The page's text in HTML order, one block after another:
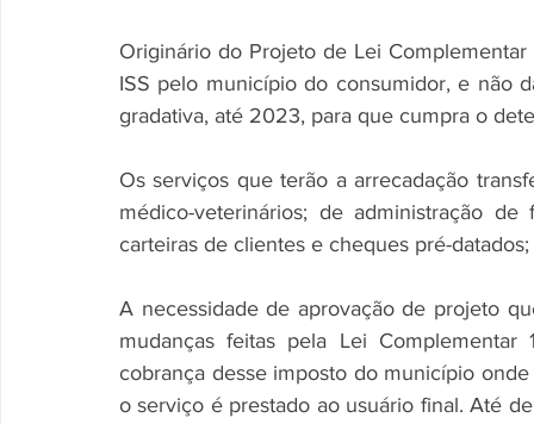
Originário do Projeto de Lei
ISS pelo município do consumidor, e não
gradativa, até 2023, para que cumpra o
Os serviços que terão a arrecadação
médico-veterinários; de administração
carteiras de clientes e cheques pré-
A necessidade de aprovação de projeto
mudanças feitas pela Lei
cobrança desse imposto do município
o serviço é prestado ao usuário final. Até